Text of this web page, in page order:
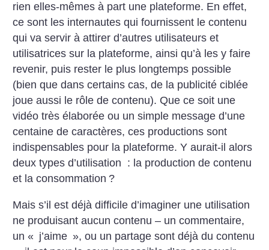
rien elles-mêmes à part une plateforme. En effet,
ce sont les internautes qui fournissent le contenu
qui va servir à attirer d’autres utilisateurs et
utilisatrices sur la plateforme, ainsi qu’à les y faire
revenir, puis rester le plus longtemps possible
(bien que dans certains cas, de la publicité ciblée
joue aussi le rôle de contenu). Que ce soit une
vidéo très élaborée ou un simple message d’une
centaine de caractères, ces productions sont
indispensables pour la plateforme. Y aurait-il alors
deux types d’utilisation : la production de contenu
et la consommation ?
Mais s’il est déjà difficile d’imaginer une utilisation
ne produisant aucun contenu – un commentaire,
un « j’aime », ou un partage sont déjà du contenu